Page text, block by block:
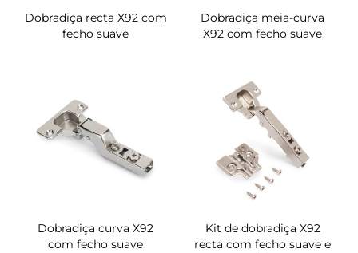
Dobradiça recta X92 com
fecho suave
Dobradiça meia-curva
X92 com fecho suave
Dobradiça curva X92
com fecho suave
Kit de dobradiça X92
recta com fecho suave e